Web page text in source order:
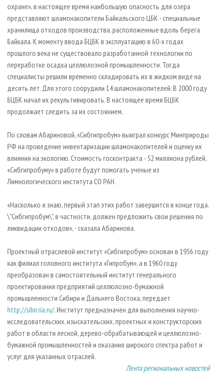
ИНСТРУМЕНТ И МАТЕРИАЛЫ
БИБЛИОТЕКА СПЕЦИАЛИСТА
охране», в настоящее время наибольшую опасность для озера
представляют шламонакопители Байкальского ЦБК - специальные
хранилища отходов производства, расположенные вдоль берега
Байкала. К моменту ввода БЦБК в эксплуатацию в 60-х годах
прошлого века не существовало разработанной технологии по
переработке осадка целлюлозной промышленности. Тогда
специалисты решили временно складировать их в жидком виде на
десять лет. Для этого соорудили 14 шламонакопителей. В 2000 году
БЦБК начал их рекультивировать. В настоящее время БЦБК
продолжает следить за их состоянием.
По словам Абариновой, «Сибгипробум» выиграл конкурс Минприроды
РФ на проведение инвентаризации шламонакопителей и оценку их
влияния на экологию. Стоимость госконтракта - 52 миллиона рублей,
«Сибгипробуму» в работе будут помогать ученые из
Лимнологического института СО РАН.
«Насколько я знаю, первый этап этих работ завершится в конце года.
\"Сибгипробум\", в частности, должен предложить свои решения по
ликвидации отходов», - сказала Абаринова.
Проектный отраслевой институт «Сибгипробум» основан в 1956 году
как филиал головного института «Гипробум», а в 1960 году
преобразован в самостоятельный институт генерального
проектирования предприятий целлюлозно-бумажной
промышленности Сибири и Дальнего Востока, передает
http://sibir.ria.ru/. Институт предназначен для выполнения научно-
исследовательских, изыскательских, проектных и конструкторских
работ в области лесной, дерево-обрабатывающей и целлюлозно-
бумажной промышленностей и оказания широкого спектра работ и
услуг для указанных отраслей.
Лента региональных новостей